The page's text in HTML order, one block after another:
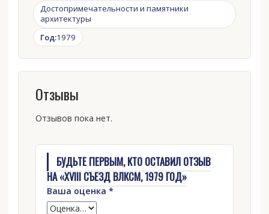
Достопримечательности и памятники
архитектуры
Год:1979
Отзывы
Отзывов пока нет.
БУДЬТЕ ПЕРВЫМ, КТО ОСТАВИЛ ОТЗЫВ
НА «XVIII СЪЕЗД ВЛКСМ, 1979 ГОД»
Ваша оценка *